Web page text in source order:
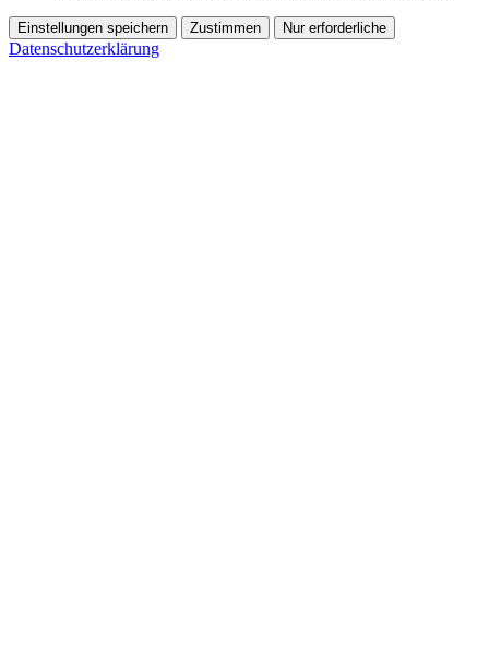
Einstellungen speichern Zustimmen Nur erforderliche
Datenschutzerklärung